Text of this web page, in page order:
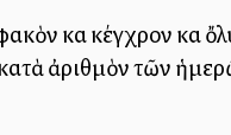
καὶ κέγχρον καὶ
ἀριθμὸν τῶν